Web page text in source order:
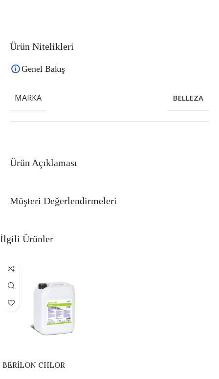
Ürün Açıklaması
Ürün Nitelikleri
Genel Bakış
MARKA BELLEZA
Müşteri Değerlendirmeleri
İlgili Ürünler
BERİLON CHLOR